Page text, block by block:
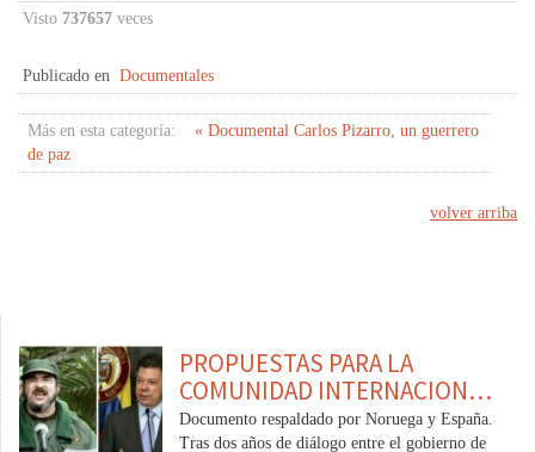
Visto 737657 veces
Publicado en Documentales
Más en esta categoría:
« Documental Carlos Pizarro, un guerrero
de paz
volver arriba
PROPUESTAS PARA LA
COMUNIDAD INTERNACION…
Documento respaldado por Noruega y España.
Tras dos años de diálogo entre el gobierno de